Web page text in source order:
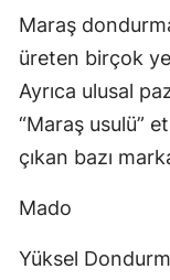
Maraş
üreten birçok
Ayrıca ulusal
“Maraş usulü”
çıkan bazı
Mado
Yüksel